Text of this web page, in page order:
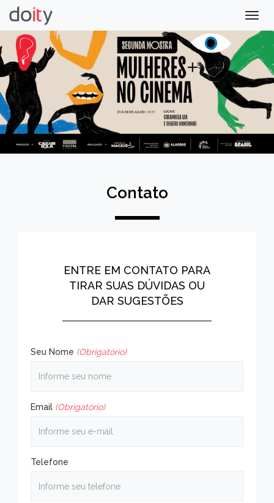
Contato
ENTRE EM CONTATO PARA
TIRAR SUAS DÚVIDAS OU
DAR SUGESTÕES
Seu Nome (Obrigatório)
Email (Obrigatório)
Telefone